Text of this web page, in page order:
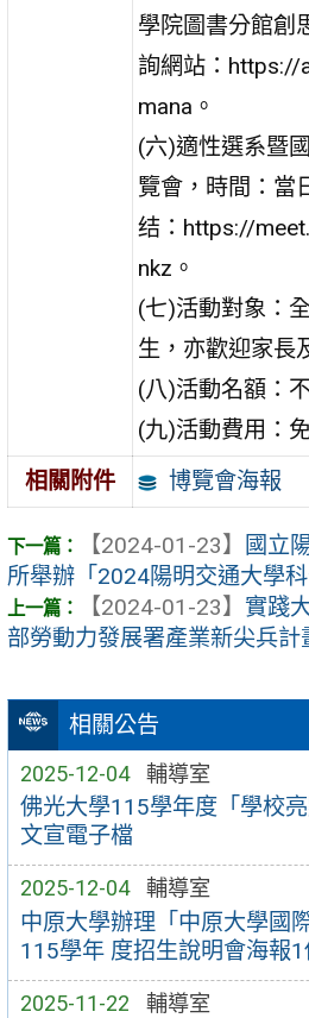
相關公告
2025-12-04 輔導室
佛光大學115學年度「學校
文宣電子檔
2025-12-04 輔導室
中原大學辦理「中原大學國
115學年 度招生說明會海報1
2025-11-22 輔導室
學院圖書分館創
詢網站：https://
mana。
(六)適性選系暨
覽會，時間：當
结：https://
nkz。
(七)活動對象：
生，亦歡迎家長
(八)活動名額：
(九)活動費用：
相關附件
博覽會海報
【2024-01-23】
國立
所舉辦「2024陽明交通大學
【2024-01-23】 實踐
部勞動力發展署產業新尖兵計